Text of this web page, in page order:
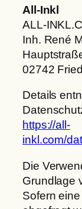
All-Inkl
ALL-
Inh. René
02742
Details
https://all-
inkl.com/
Die
Grundlage
Sofern